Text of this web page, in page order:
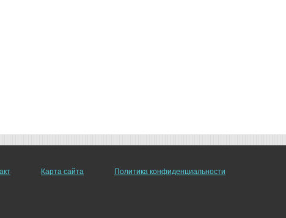
Карта сайта Политика конфиденциальности